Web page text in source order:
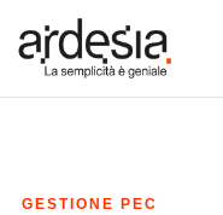
GESTIONE PEC